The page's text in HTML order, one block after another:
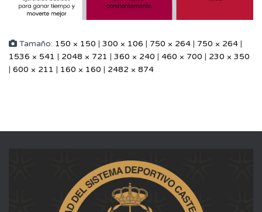
Tamaño: 150 × 150 | 300 × 106 | 750 × 264 | 750 × 264 |
1536 × 541 | 2048 × 721 | 360 × 240 | 460 × 700 | 230 × 350
| 600 × 211 | 160 × 160 | 2482 × 874